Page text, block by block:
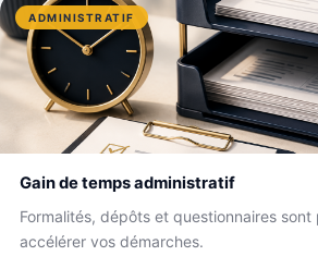
ADMINISTRATIF
Gain de temps administratif
Formalités, dépôts et questionnaires
accélérer vos démarches.